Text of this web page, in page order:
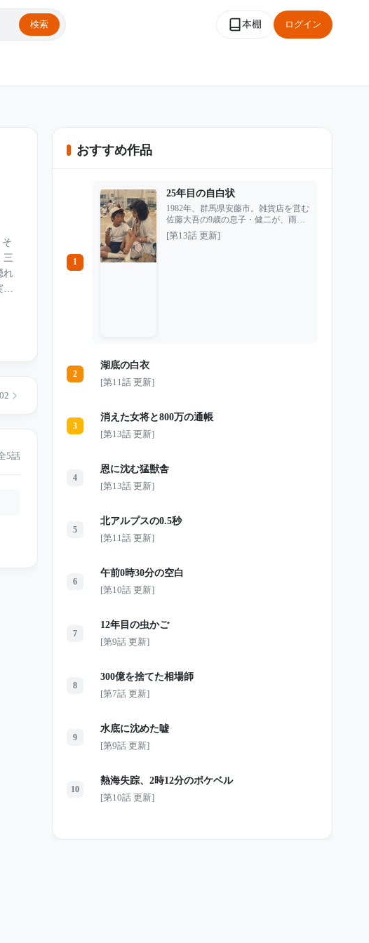
検索 本棚 ログイン
三
れ
、
5話
おすすめ作品
1
25年目の自白状
1982年、群馬県安藤市。雑貨店を営む
佐藤大吾の9歳の息子・健二が、雨で
増水した川のそばで姿を消した。 現
場には健二の運動靴が残され、下流で
した。」 25年前の川の事故、東京へ
消えた黒い車、妻が抱えていた秘密。
[第13話 更新]
2
湖底の白衣
[第11話 更新]
3
消えた女将と800万の通帳
[第13話 更新]
4
恩に沈む猛獣舎
[第13話 更新]
5
北アルプスの0.5秒
[第11話 更新]
6
午前0時30分の空白
[第10話 更新]
7
12年目の虫かご
[第9話 更新]
8
300億を捨てた相場師
[第7話 更新]
9
水底に沈めた嘘
[第9話 更新]
10
熱海失踪、2時12分のポケベル
[第10話 更新]